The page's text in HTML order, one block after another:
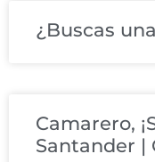
¿Buscas
Camarero,
Santander |